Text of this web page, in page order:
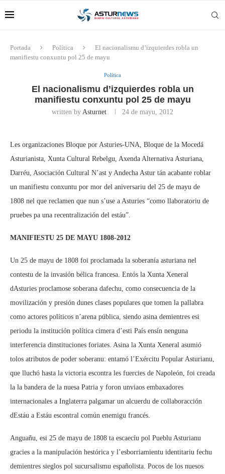
Portada Política
El nacionalismu d’izquierdes robla un
manifiestu conxuntu pol 25 de mayu
Política
El nacionalismu d’izquierdes robla un
manifiestu conxuntu pol 25 de mayu
written by Asturnet 24 de mayu, 2012
Les organizaciones Bloque por Asturies-UNA, Bloque de la Mocedá
Asturianista, Xunta Cultural Rebelgu, Axenda Alternativa Asturiana,
Darréu, Asociación Cultural N’ast y Andecha Astur tán acabante roblar
un manifiestu conxuntu por mor del aniversariu del 25 de mayu de
1808 nel que reclamen que nun s’use a Asturies “como llaboratoriu de
pruebes pa una recentralización del estáu”.
MANIFIESTU 25 DE MAYU 1808-2012
Un 25 de mayu de 1808 foi proclamada la soberanía asturiana nel
contestu de la invasión bélica francesa. Entós la Xunta Xeneral
dAsturies proclamose soberana dafechu, como consecuencia de la
movilización y presión dunes clases populares que tomen la pallabra
como actores políticos n’arena pública, siendo asina demientres esi
periodu la institución política cimera d’esti País ensín nenguna
interferencia dinstituciones foriates. Asina la Xunta Xeneral asumió
tolos atributos de poder soberanu: entamó l’Exércitu Popular Asturianu,
que lluchó hasta la victoria escontra les fuercies de Napoleón, foi creada
la la bandera de la nuesa Patria y foron unviaos embaxadores
internacionales a Inglaterra palgamar un alcuerdu de collaboracción
dEstáu a Estáu escontral común enemigu francés.
Anguañu, esi 25 de mayu de 1808 ta escaecíu pol Pueblu Asturianu
gracies a la manipulación hestórica y l’esborriamientu identitariu fechu
demientres sieglos pol sucursalismu españolista. Pocos de los nuesos